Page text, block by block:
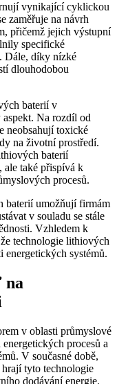
vynikající cyklickou
zaměřuje na návrh
přičemž jejich výstupní
specifické
Dále, díky nízké
dlouhodobou
baterií v
Na rozdíl od
neobsahují toxické
na životní prostředí.
baterií
ale také přispívá k
procesů.
baterií umožňují firmám
v souladu se stále
Vzhledem k
technologie lithiových
systémů.
na
v oblasti průmyslové
procesů a
V současné době,
hrají tyto technologie
dodávání energie.